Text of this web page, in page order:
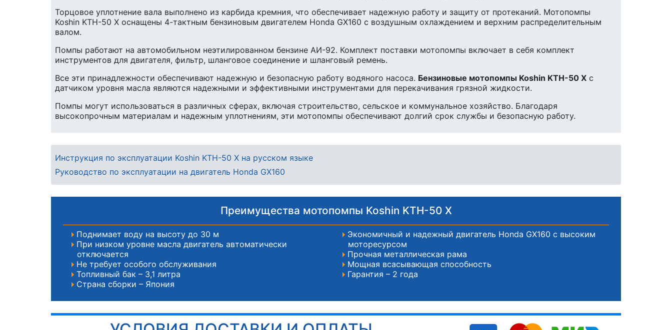
Торцовое уплотнение вала выполнено из карбида кремния, что обеспечивает надежную работу и защиту от протеканий. Мотопомпы
Koshin KTH-50 X оснащены 4-тактным бензиновым двигателем Honda GX160 с воздушным охлаждением и верхним распределительным
валом.
Помпы работают на автомобильном неэтилированном бензине АИ-92. Комплект поставки мотопомпы включает в себя комплект
инструментов для двигателя, фильтр, шланговое соединение и шланговый ремень.
Все эти принадлежности обеспечивают надежную и безопасную работу водяного насоса. Бензиновые мотопомпы Koshin KTH-50 X с
датчиком уровня масла являются надежными и эффективными инструментами для перекачивания грязной жидкости.
Помпы могут использоваться в различных сферах, включая строительство, сельское и коммунальное хозяйство. Благодаря
высокопрочным материалам и надежным уплотнениям, эти мотопомпы обеспечивают долгий срок службы и безопасную работу.
Инструкция по эксплуатации Koshin KTH-50 X на русском языке
Руководство по эксплуатации на двигатель Honda GX160
Преимущества мотопомпы Koshin KTH-50 X
Поднимает воду на высоту до 30 м
При низком уровне масла двигатель автоматически
отключается
Не требует особого обслуживания
Топливный бак – 3,1 литра
Страна сборки – Япония
Экономичный и надежный двигатель Honda GX160 с высоким
моторесурсом
Прочная металлическая рама
Мощная всасывающая способность
Гарантия – 2 года